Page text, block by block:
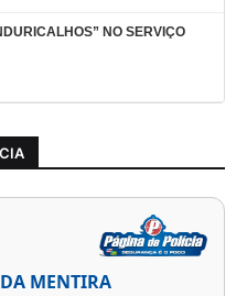
NO SERVIÇO
MENTIRA